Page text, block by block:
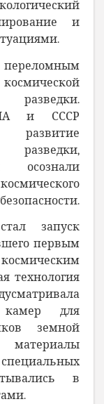
и
переломным
и СССР
развитие
разведки,
осознали
запуск
первым
технология
камер для
земной
материалы
в